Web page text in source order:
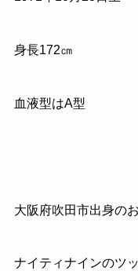
身長172㎝
血液型はA型
大阪府吹田市出身の
ナイティナインのツ